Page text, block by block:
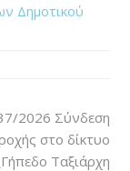
Δημοτικού
2026 Σύνδεση
στο δίκτυο
Ταξιάρχη